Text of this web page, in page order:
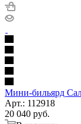
Мини-бильярд
Арт.: 112918
20 040 руб.